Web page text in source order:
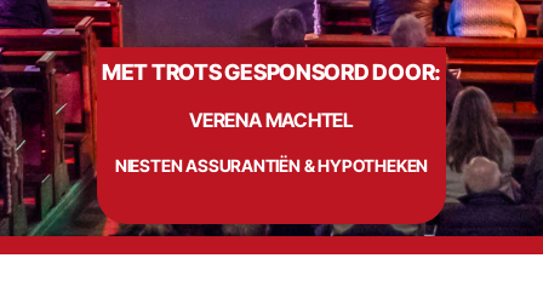
MET TROTS GESPONSORD DOOR:
VERENA MACHTEL
NIESTEN ASSURANTIËN & HYPOTHEKEN
Info
Contact